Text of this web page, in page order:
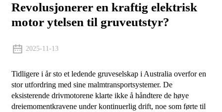
Revolusjonerer en kraftig elektrisk
motor ytelsen til gruveutstyr?
2025-11-13
Tidligere i år sto et ledende gruveselskap i Australia overfor en
stor utfordring med sine malmtransportsystemer. De
eksisterende drivmotorene klarte ikke å håndtere de høye
dreiemomentkravene under kontinuerlig drift, noe som førte til